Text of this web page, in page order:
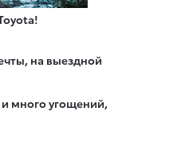
на выездной
много угощений,